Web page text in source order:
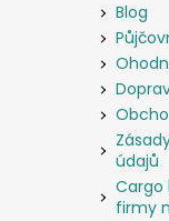
Blog
údajů
Cargo
firmy